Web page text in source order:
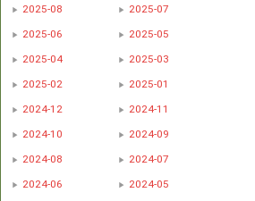
2025-08
2025-07
2025-06
2025-05
2025-04
2025-03
2025-02
2025-01
2024-12
2024-11
2024-10
2024-09
2024-08
2024-07
2024-06
2024-05